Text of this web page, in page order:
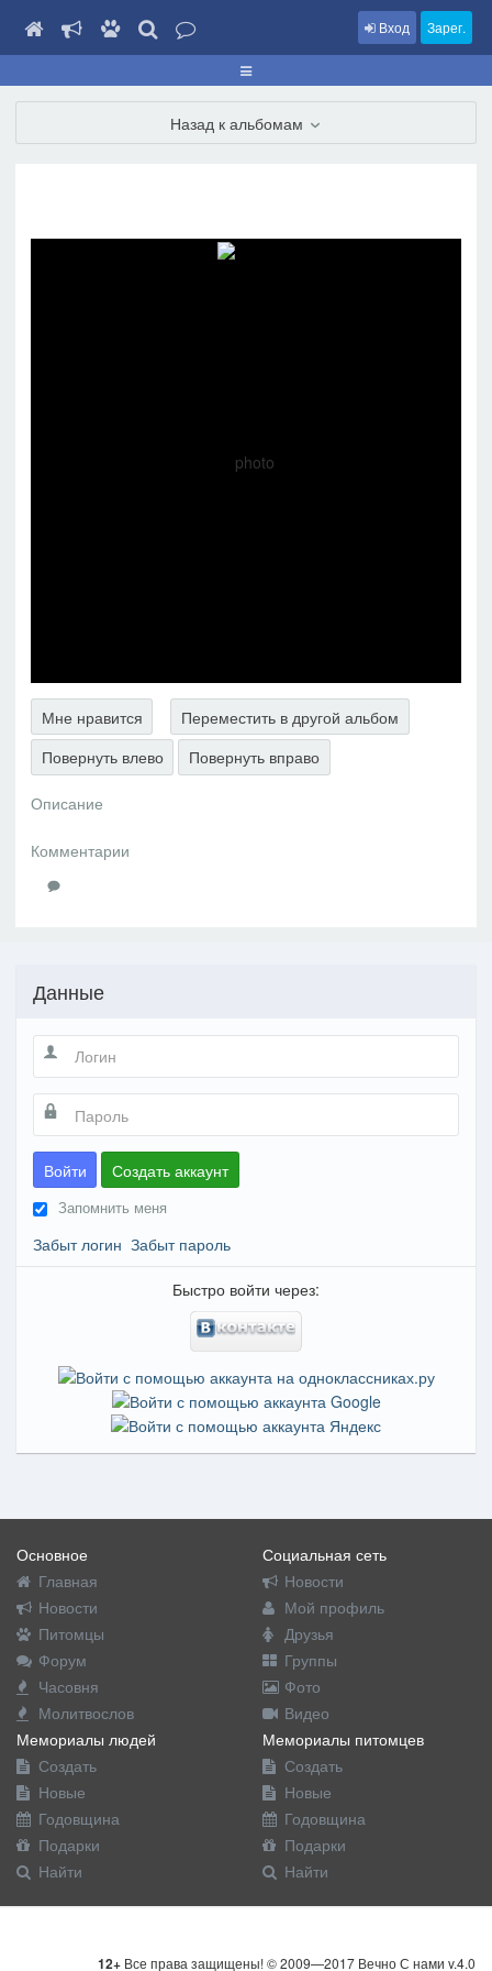
Вход Зарег.
Назад к альбомам
Мне нравится
Переместить в другой альбом
Повернуть влево
Повернуть вправо
Описание
Комментарии
Данные
Войти Создать аккаунт
Запомнить меня
Забыт логин Забыт пароль
Быстро войти через:
Основное
Главная
Новости
Питомцы
Форум
Часовня
Молитвослов
Социальная сеть
Новости
Мой профиль
Друзья
Группы
Фото
Видео
Мемориалы людей
Создать
Новые
Годовщина
Подарки
Найти
Мемориалы питомцев
Создать
Новые
Годовщина
Подарки
Найти
12+ Все права защищены! © 2009—2017 Вечно С нами v.4.0